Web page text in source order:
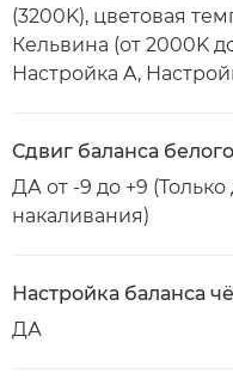
(3200K), цветовая
Кельвина (от 2000K
Настройка A,
Сдвиг баланса белого
ДА от -9 до +9
накаливания)
Настройка баланса
ДА